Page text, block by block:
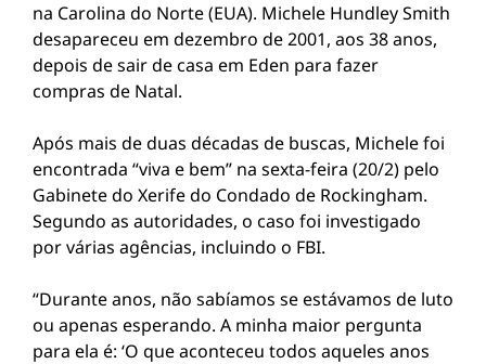
na Carolina do Norte (EUA). Michele Hundley Smith
desapareceu em dezembro de 2001, aos 38 anos,
depois de sair de casa em Eden para fazer
compras de Natal.
Após mais de duas décadas de buscas, Michele foi
encontrada “viva e bem” na sexta-feira (20/2) pelo
Gabinete do Xerife do Condado de Rockingham.
Segundo as autoridades, o caso foi investigado
por várias agências, incluindo o FBI.
“Durante anos, não sabíamos se estávamos de luto
ou apenas esperando. A minha maior pergunta
para ela é: ‘O que aconteceu todos aqueles anos